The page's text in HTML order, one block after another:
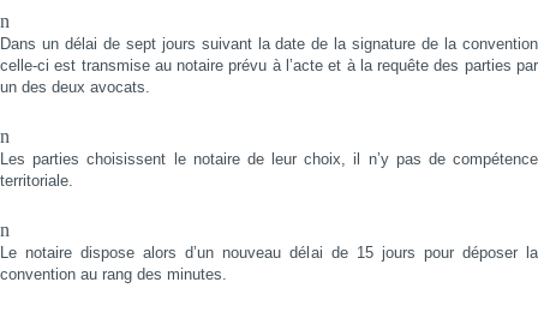
n
Dans un délai de sept jours suivant la date de la signature de la convention
celle-ci est transmise au notaire prévu à l’acte et à la requête des parties par
un des deux avocats.
n
Les parties choisissent le notaire de leur choix, il n’y pas de compétence
territoriale.
n
Le notaire dispose alors d’un nouveau délai de 15 jours pour déposer la
convention au rang des minutes.